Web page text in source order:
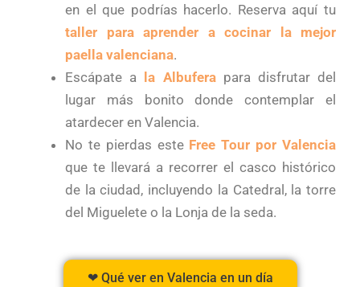
en el que podrías hacerlo. Reserva aquí tu
taller para aprender a cocinar la mejor
paella valenciana.
Escápate a la Albuferapara disfrutar del
lugar más bonito donde contemplar el
atardecer en Valencia.
No te pierdas este Free Tour por Valencia
que te llevará a recorrer el casco histórico
de la ciudad, incluyendo la Catedral, la torre
del Miguelete o la Lonja de la seda.
❤ Qué ver en Valencia en un día